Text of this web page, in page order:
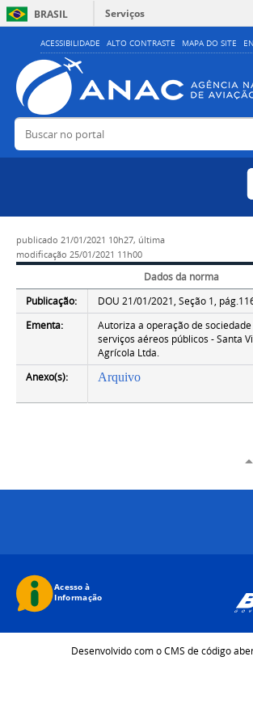
ACESSIBILIDADE ALTO CONTRASTE MAPA DO SITE
BRASIL
Serviços
Acesso à
Buscar no portal
publicado 21/01/2021 10h27, última
modificação 25/01/2021 11h00
Dados da norma
Publicação:
DOU 21/01/2021, Seção 1,
Ementa:
Autoriza a operação de
serviços aéreos públicos - Santa
Agrícola Ltda.
Anexo(s):
Arquivo
Desenvolvido com o CMS de código